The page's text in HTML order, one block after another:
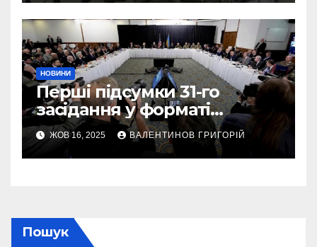
НОВИНИ
Перші підсумки 31-го
засідання у форматі
“Рамштайн”: що
домовилися союзники
України
ЖОВ 16, 2025 ВАЛЕНТИНОВ ГРИГОРІЙ
Пошук